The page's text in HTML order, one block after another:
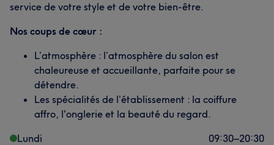
service de votre style et de votre bien-être.
Nos coups de cœur :
L’atmosphère : l’atmosphère du salon est
chaleureuse et accueillante, parfaite pour se
détendre.
Les spécialités de l’établissement : la coiffure
affro, l'onglerie et la beauté du regard.
Lundi
09:30–20:30